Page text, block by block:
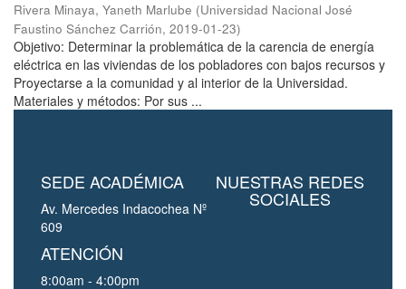
Rivera Minaya, Yaneth Marlube (Universidad Nacional José
Faustino Sánchez Carrión, 2019-01-23)
Objetivo: Determinar la problemática de la carencia de energía
eléctrica en las viviendas de los pobladores con bajos recursos y
Proyectarse a la comunidad y al interior de la Universidad.
Materiales y métodos: Por sus ...
SEDE ACADÉMICA
Av. Mercedes Indacochea Nº
609
ATENCIÓN
8:00am - 4:00pm
NUESTRAS REDES
SOCIALES